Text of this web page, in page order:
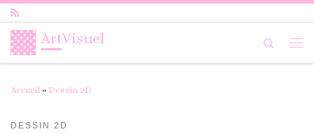
ArtVisuel
Search
Accueil » Dessin 2D
DESSIN 2D